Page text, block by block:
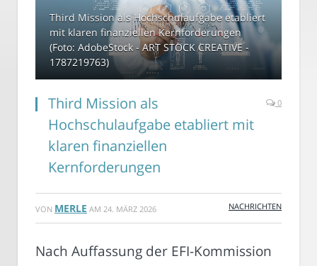
Third Mission als Hochschulaufgabe etabliert
mit klaren finanziellen Kernforderungen
(Foto: AdobeStock - ART STOCK CREATIVE -
1787219763)
Third Mission als
Hochschulaufgabe etabliert mit
klaren finanziellen
Kernforderungen
0
VON MERLE AM 24. MÄRZ 2026 NACHRICHTEN
Nach Auffassung der EFI-Kommission